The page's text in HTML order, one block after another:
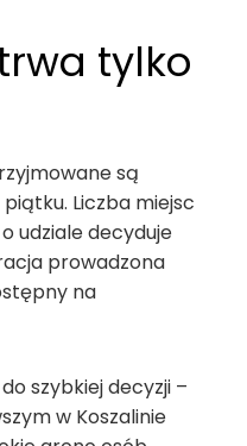
tylko
są
Liczba miejsc
udziale decyduje
prowadzona
na
szybkiej decyzji –
w Koszalinie